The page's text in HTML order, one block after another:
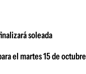
soleada
el martes 15 de octubre